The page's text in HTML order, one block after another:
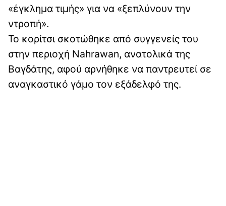
«έγκλημα τιμής» για να «ξεπλύνουν την
ντροπή».
Το κορίτσι σκοτώθηκε από συγγενείς του
στην περιοχή Nahrawan, ανατολικά της
Βαγδάτης, αφού αρνήθηκε να παντρευτεί σε
αναγκαστικό γάμο τον εξάδελφό της.